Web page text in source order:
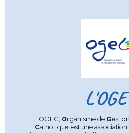
L’OGEC, Organisme de G
Catholique, est une